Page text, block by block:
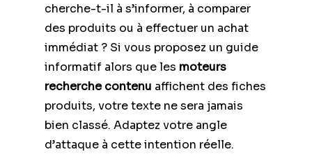
cherche-t-il à s’informer, à comparer
des produits ou à effectuer un achat
immédiat ? Si vous proposez un guide
informatif alors que les moteurs
recherche contenu affichent des fiches
produits, votre texte ne sera jamais
bien classé. Adaptez votre angle
d’attaque à cette intention réelle.